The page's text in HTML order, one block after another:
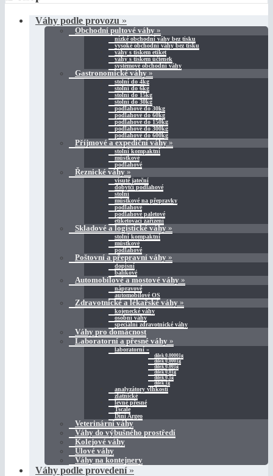
Váhy podle provozu »
Obchodní pultové váhy »
nízké obchodní váhy bez tisku
vysoké obchodní váhy bez tisku
váhy s tiskem etiket
váhy s tiskem účtenek
systémové obchodní váhy
Gastronomické váhy »
stolní do 4kg
stolní do 6kg
stolní do 15kg
stolní do 30kg
podlahové do 30kg
podlahové do 60kg
podlahové do 150kg
podlahové do 300kg
podlahové do 600kg
Příjmové a expediční váhy »
stolní kompaktní
můstkové
podlahové
Řeznické váhy »
visuté jateční
dobytčí podlahové
stolní
můstkové na přepravky
podlahové
podlahové paletové
etiketovací zařízení
Skladové a logistické váhy »
stolní kompaktní
můstkové
podlahové
Poštovní a přepravní váhy »
dopisní
balíkové
Automobilové a mostové váhy »
nápravové
automobilové OS
Zdravotnické a lékařské váhy »
kojenecké váhy
osobní váhy
speciální zdravotnické váhy
Váhy pro domácnost
Laboratorní a přesné váhy »
laboratorní »
dílek 0,00001g
dílek 0,0001g
dílek 0,001g
dílek 0,01g
dílek 0,1g
dílek 1g
analyzátory vlhkosti
zlatnické
levné přesné
Tscale
Dini Argeo
Veterinární váhy
Váhy do výbušného prostředí
Kolejové váhy
Úlové váhy
Váhy na kontejnery
Váhy podle provedení »